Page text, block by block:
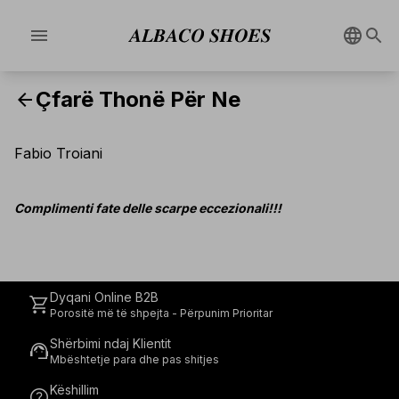
menu
arrow_backÇfarë Thonë Për Ne
Fabio Troiani
Complimenti fate delle scarpe eccezionali!!!
shopping_cartDyqani Online B2B
Porositë më të shpejta - Përpunim Prioritar
support_agentShërbimi ndaj Klientit
Mbështetje para dhe pas shitjes
Këshillim